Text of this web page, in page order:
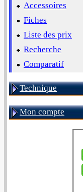
Accessoires
Fiches
Liste des prix
Recherche
Comparatif
Technique
Mon compte